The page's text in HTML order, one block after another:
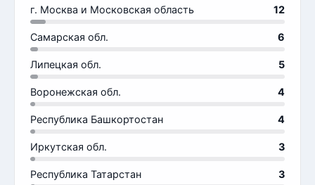
г. Москва и Московская область 12
Самарская обл. 6
Липецкая обл. 5
Воронежская обл. 4
Республика Башкортостан 4
Иркутская обл. 3
Республика Татарстан 3